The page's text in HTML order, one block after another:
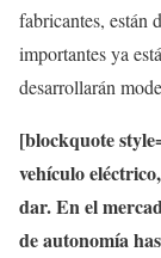
fabricantes, están
importantes ya
desarrollarán
[blockquote
vehículo
dar. En el
de autonomía